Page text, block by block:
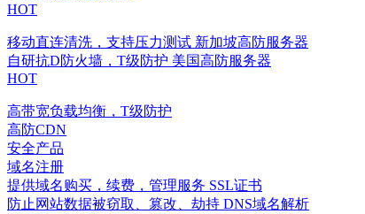
HOT
移动直连清洗，支持压力测试 新加坡高防服务器
自研抗D防火墙，T级防护 美国高防服务器
HOT
高带宽负载均衡，T级防护
高防CDN
安全产品
域名注册
提供域名购买，续费，管理服务 SSL证书
防止网站数据被窃取、篡改、劫持 DNS域名解析